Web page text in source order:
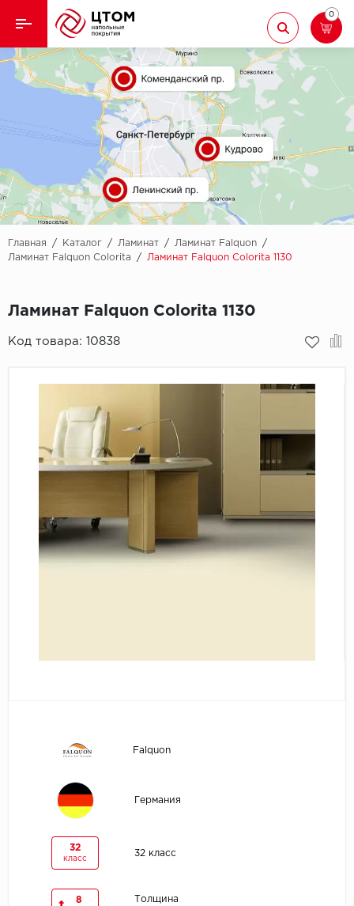
Назад
Кварцвиниловая плитка
Назад
Aberhof
Adelar
Alfa
AllureFloor
Alpine floor
Arbiton
Berry Alloc
Bohofloor
CronaFloor
Ламинат
Ковролин
Линолеум
Паркет
Плинтус
Подложка
Пробковое покрытие
0
Главная / Каталог / Ламинат / Ламинат Falquon
/
Ламинат Falquon Colorita
/ Ламинат Falquon Colorita 1130
Ламинат Falquon Colorita 1130
Код товара: 10838
Falquon
Германия
32
класс
32 класс
8
Толщина